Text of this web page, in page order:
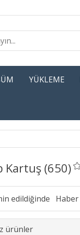
YÜKLEME
Kartuş (650)
edildiğinde
ürünler